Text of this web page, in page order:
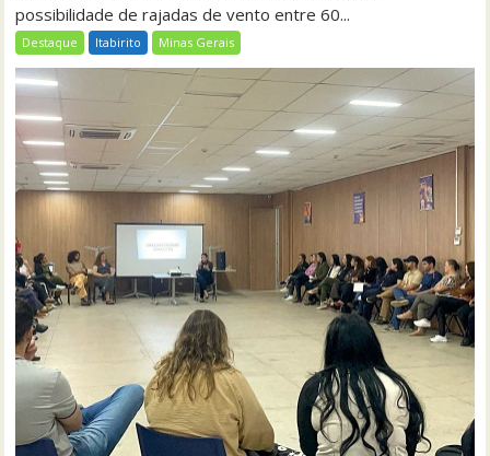
possibilidade de rajadas de vento entre 60...
Destaque Itabirito Minas Gerais